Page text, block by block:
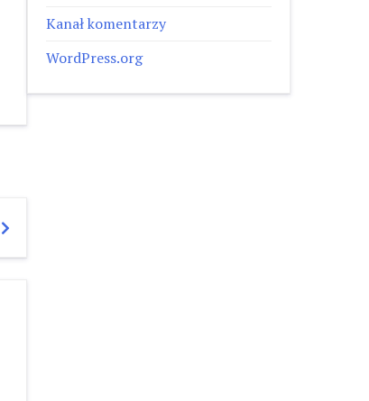
Kanał komentarzy
WordPress.org